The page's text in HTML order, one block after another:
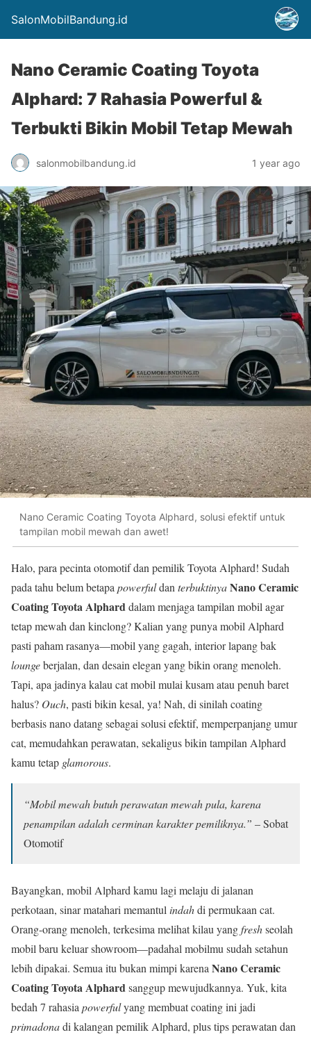
SalonMobilBandung.id
Nano Ceramic Coating Toyota
Alphard: 7 Rahasia Powerful &
Terbukti Bikin Mobil Tetap Mewah
salonmobilbandung.id 1 year ago
Nano Ceramic Coating Toyota Alphard, solusi efektif untuk
tampilan mobil mewah dan awet!
Halo, para pecinta otomotif dan pemilik Toyota Alphard! Sudah
pada tahu belum betapa powerfuldan terbuktinyaNano Ceramic
Coating Toyota Alpharddalam menjaga tampilan mobil agar
tetap mewah dan kinclong? Kalian yang punya mobil Alphard
pasti paham rasanya—mobil yang gagah, interior lapang bak
loungeberjalan, dan desain elegan yang bikin orang menoleh.
Tapi, apa jadinya kalau cat mobil mulai kusam atau penuh baret
halus? Ouch, pasti bikin kesal, ya! Nah, di sinilah coating
berbasis nano datang sebagai solusi efektif, memperpanjang umur
cat, memudahkan perawatan, sekaligus bikin tampilan Alphard
kamu tetap glamorous.
“Mobil mewah butuh perawatan mewah pula, karena
penampilan adalah cerminan karakter pemiliknya.” – Sobat
Otomotif
Bayangkan, mobil Alphard kamu lagi melaju di jalanan
perkotaan, sinar matahari memantul indahdi permukaan cat.
Orang-orang menoleh, terkesima melihat kilau yangfreshseolah
mobil baru keluar showroom—padahal mobilmu sudah setahun
lebih dipakai. Semua itu bukan mimpi karena Nano Ceramic
Coating Toyota Alphardsanggup mewujudkannya. Yuk, kita
bedah 7 rahasia powerfulyang membuat coating ini jadi
primadonadi kalangan pemilik Alphard, plus tips perawatan dan